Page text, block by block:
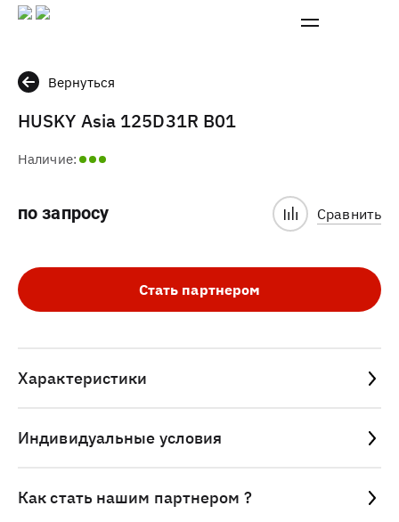
Вернуться
HUSKY Asia 125D31R B01
Наличие:
по запросу Сравнить
Стать партнером
Характеристики
Индивидуальные условия
Как стать нашим партнером ?